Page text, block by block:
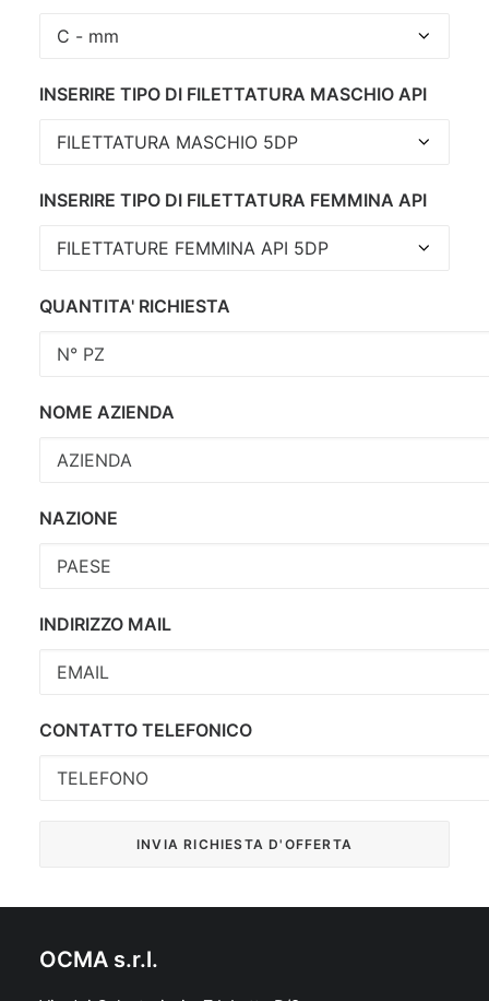
INSERIRE TIPO DI FILETTATURA MASCHIO API
INSERIRE TIPO DI FILETTATURA FEMMINA API
QUANTITA' RICHIESTA
NOME AZIENDA
NAZIONE
INDIRIZZO MAIL
CONTATTO TELEFONICO
OCMA s.r.l.